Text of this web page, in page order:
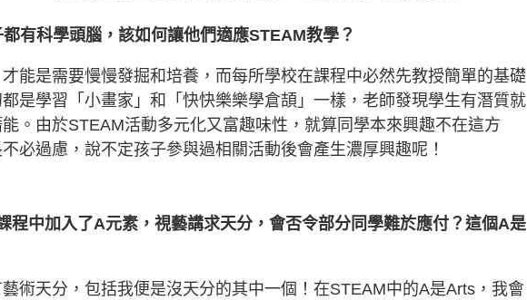
有科學頭腦，該如何讓他們適應STEAM教學？
能是需要慢慢發掘和培養，而每所學校在課程中必然先教授簡單的基礎
是學習「小畫家」和「快快樂樂學倉頡」一樣，老師發現學生有潛質就
。由於STEAM活動多元化又富趣味性，就算同學本來興趣不在這方
必過慮，說不定孩子參與過相關活動後會產生濃厚興趣呢！
程中加入了A元素，視藝講求天分，會否令部分同學難於應付？這個A是
術天分，包括我便是沒天分的其中一個！在STEAM中的A是Arts，我會